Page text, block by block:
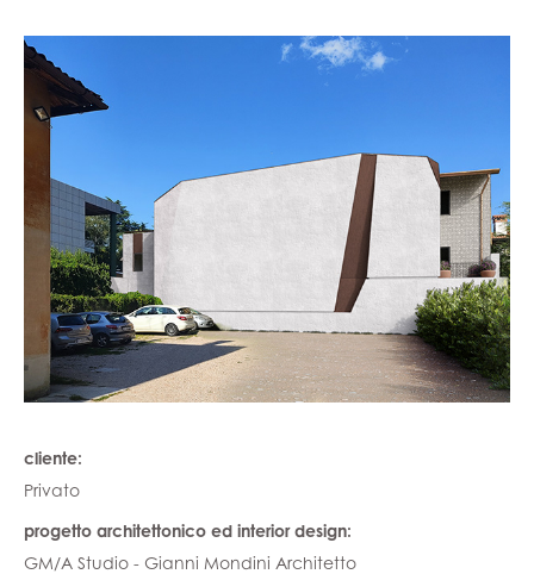
cliente:
Privato
progetto architettonico ed interior design:
GM/A Studio - Gianni Mondini Architetto